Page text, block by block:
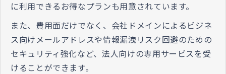
に利用できるお得なプランも用意されています。
また、費用面だけでなく、会社ドメインによるビジネ
ス向けメールアドレスや情報漏洩リスク回避のための
セキュリティ強化など、法人向けの専用サービスを受
けることができます。